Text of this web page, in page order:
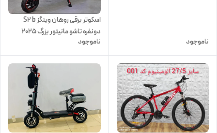
ناموجود
اسکوتر برقی روهان وینگز S2 b
دونفره تاشو مانیتور بزرگ 2025
ناموجود